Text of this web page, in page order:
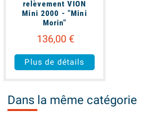
relèvement VION
Mini 2000 - "Mini
Morin"
136,00 €
Plus de détails
Dans la même catégorie